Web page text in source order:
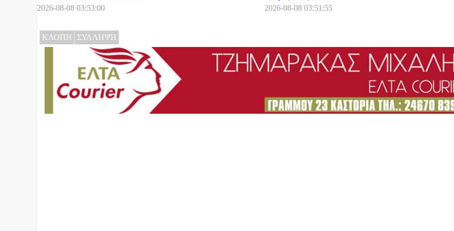
2026-08-08 03:53:00
2026-08-08 03:51:55
ΚΛΟΠΗ ΣΥΛΛΗΨΗ